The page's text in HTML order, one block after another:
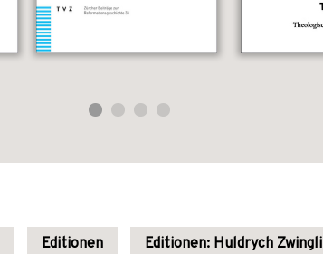
Editionen Editionen: Huldrych Zwingli